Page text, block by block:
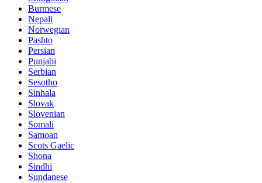
Burmese
Nepali
Norwegian
Pashto
Persian
Punjabi
Serbian
Sesotho
Sinhala
Slovak
Slovenian
Somali
Samoan
Scots Gaelic
Shona
Sindhi
Sundanese